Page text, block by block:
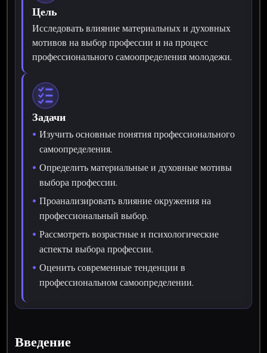
Цель
Исследовать влияние материальных и духовных
мотивов на выбор профессии и на процесс
профессионального самоопределения молодежи.
Задачи
Изучить основные понятия профессионального
самоопределения.
Определить материальные и духовные мотивы
выбора профессии.
Проанализировать влияние окружения на
профессиональный выбор.
Рассмотреть возрастные и психологические
аспекты выбора профессии.
Оценить современные тенденции в
профессиональном самоопределении.
Введение